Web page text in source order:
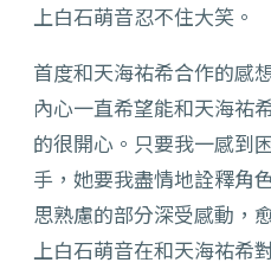
上白石萌音忍不住大笑。
首度和天海祐希合作的感
內心一直希望能和天海祐
的很開心。只要我一感到
手，她要我盡情地詮釋角
思熟慮的部分深受感動，
上白石萌音在和天海祐希